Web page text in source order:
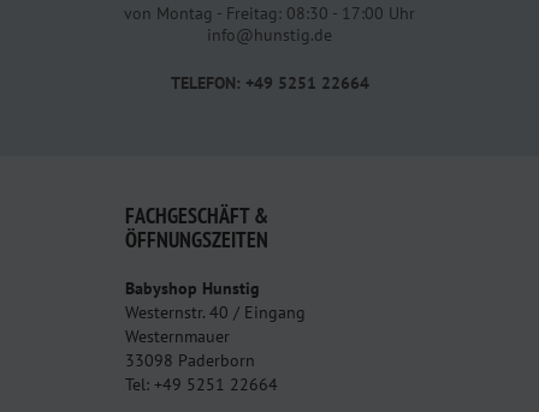
von Montag - Freitag: 08:30 - 17:00 Uhr
info@hunstig.de
TELEFON: +49 5251 22664
FACHGESCHÄFT &
ÖFFNUNGSZEITEN
Babyshop Hunstig
Westernstr. 40 / Eingang
Westernmauer
33098 Paderborn
Tel: +49 5251 22664